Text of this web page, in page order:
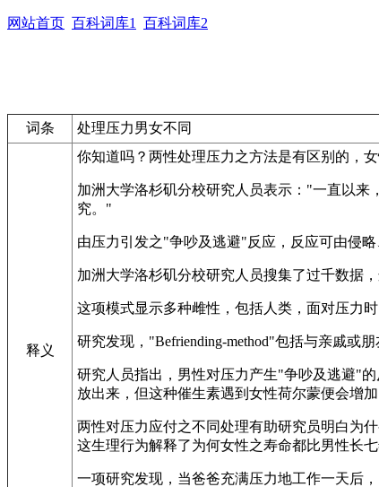
网站首页 百科词库1 百科词库2
词条 处理压力男女不同
释义
你知道吗？两性处理压力之方法是有区别的，
加洲大学洛杉矶分校研究人员表示："一直以
究。"
由压力引发之"争吵及逃避"反应，反应可由侵
加洲大学洛杉矶分校研究人员搜集了过千数据
这项模式显示多种雌性，包括人类，面对压力
研究发现，"Befriending-method"包括与亲戚或
研究人员指出，男性对压力产生"争吵及逃避"
放出来，但这种催生素遇到女性荷尔蒙便会增
两性对压力应付之不同处理有助研究员明白为
这生理行为解释了为何女性之寿命都比男性长七
一项研究发现，当爸爸充满压力地工作一天后